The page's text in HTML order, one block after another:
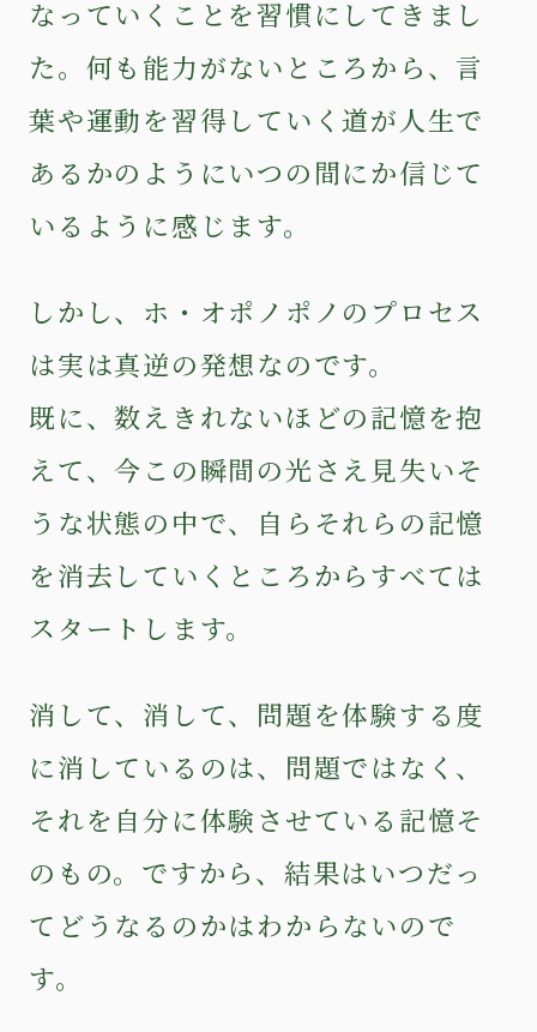
なっていくことを習慣にしてきまし
た。何も能力がないところから、言
葉や運動を習得していく道が人生で
あるかのようにいつの間にか信じて
いるように感じます。
しかし、ホ・オポノポノのプロセス
は実は真逆の発想なのです。
既に、数えきれないほどの記憶を抱
えて、今この瞬間の光さえ見失いそ
うな状態の中で、自らそれらの記憶
を消去していくところからすべては
スタートします。
消して、消して、問題を体験する度
に消しているのは、問題ではなく、
それを自分に体験させている記憶そ
のもの。ですから、結果はいつだっ
てどうなるのかはわからないので
す。